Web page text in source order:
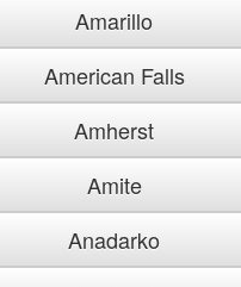
Amarillo
American Falls
Amherst
Amite
Anadarko